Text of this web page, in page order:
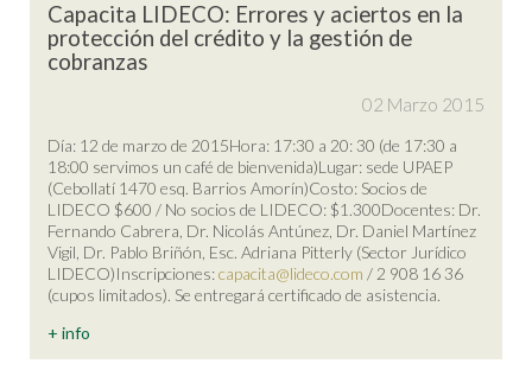
Capacita LIDECO: Errores y aciertos en la
protección del crédito y la gestión de
cobranzas
02 Marzo 2015
Día: 12 de marzo de 2015Hora: 17:30 a 20: 30 (de 17:30 a
18:00 servimos un café de bienvenida)Lugar: sede UPAEP
(Cebollatí 1470 esq. Barrios Amorín)Costo: Socios de
LIDECO $600 / No socios de LIDECO: $1.300Docentes: Dr.
Fernando Cabrera, Dr. Nicolás Antúnez, Dr. Daniel Martínez
Vigil, Dr. Pablo Briñón, Esc. Adriana Pitterly (Sector Jurídico
LIDECO)Inscripciones:capacita@lideco.com / 2 908 16 36
(cupos limitados). Se entregará certificado de asistencia.
+ info